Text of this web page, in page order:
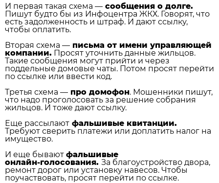
И первая такая схема — сообщения о долге.
Пишут будто бы из Инфоцентра ЖКХ. Говорят, что
есть задолженность и штраф. И дают ссылку,
чтобы оплатить.
Вторая схема — письма от имени управляющей
компании. Просят уточнить данные жильцов.
Такие сообщения могут прийти и через
поддельные домовые чаты. Потом просят перейти
по ссылке или ввести код.
Третья схема — про домофон. Мошенники пишут,
что надо проголосовать за решение собрания
жильцов. И тоже дают ссылку.
Еще рассылают фальшивые квитанции.
Требуют сверить платежи или доплатить налог на
имущество.
И еще бывают фальшивые
онлайн‑голосования. За благоустройство двора,
ремонт дорог или установку навесов. Чтобы
поучаствовать, просят перейти по ссылке.